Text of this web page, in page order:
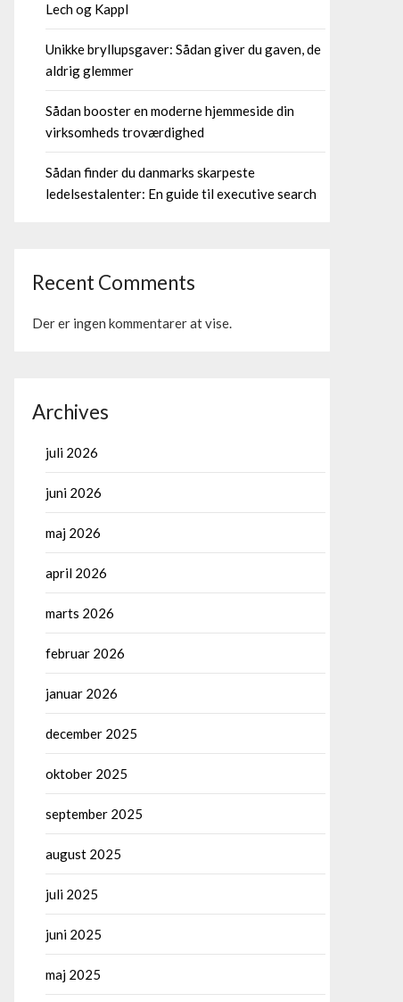
Lech og Kappl
Unikke bryllupsgaver: Sådan giver du gaven, de
aldrig glemmer
Sådan booster en moderne hjemmeside din
virksomheds troværdighed
Sådan finder du danmarks skarpeste
ledelsestalenter: En guide til executive search
Recent Comments
Der er ingen kommentarer at vise.
Archives
juli 2026
juni 2026
maj 2026
april 2026
marts 2026
februar 2026
januar 2026
december 2025
oktober 2025
september 2025
august 2025
juli 2025
juni 2025
maj 2025